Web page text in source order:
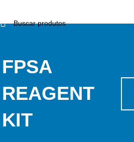
FPSA
REAGENT
KIT